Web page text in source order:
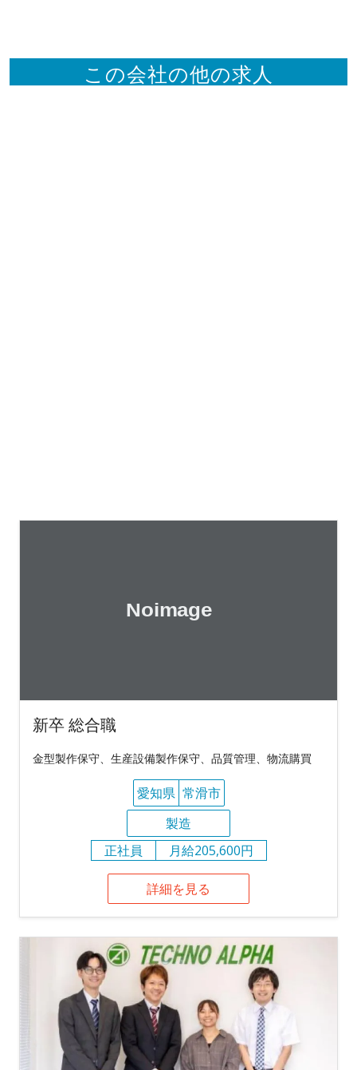
この会社の他の求人
新卒 総合職
金型製作保守、生産設備製作保守、品質管理、物流購買
愛知県 常滑市
製造
正社員
月給205,600円
詳細を見る